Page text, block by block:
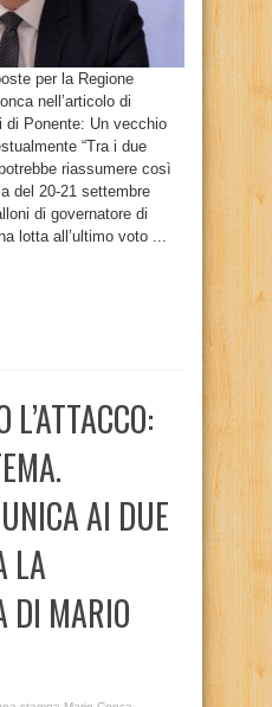
per la Regione
nell’articolo di
di Ponente: Un vecchio
“Tra i due
riassumere così
del 20-21 settembre
di governatore di
lotta all’ultimo voto ...
AI DUE
LA
DI MARIO